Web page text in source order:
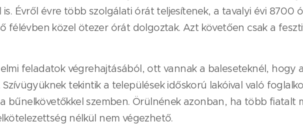
Évről évre több szolgálati órát teljesítenek, a tavalyi évi 8700
félévben közel ötezer órát dolgoztak. Azt követően csak a
feladatok végrehajtásából, ott vannak a baleseteknél, hogy
tekintik a települések időskorú lakóival való
bűnelkövetőkkel szemben. Örülnének azonban, ha több fiatalt
nélkül nem végezhető.